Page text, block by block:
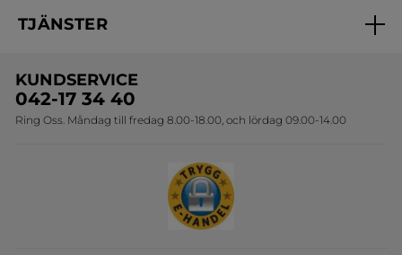
Online prislista
Erbjudanden
Travelsize
Sets
TJÄNSTER
Onlineprislista för postorder
KUNDSERVICE
042-17 34 40
Ring Oss. Måndag till fredag 8.00-18.00, och lördag 09.00-14.00